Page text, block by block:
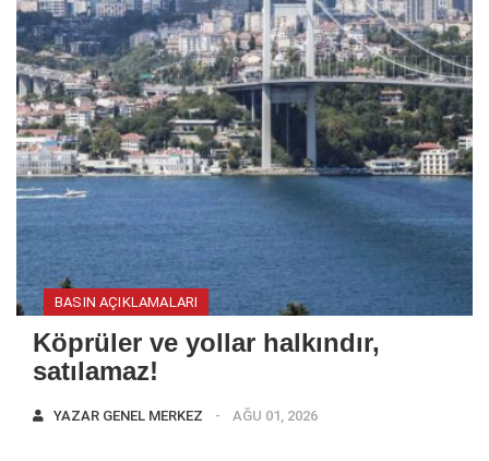
BASIN AÇIKLAMALARI
Köprüler ve yollar halkındır,
satılamaz!
YAZAR GENEL MERKEZ AĞU 01, 2026